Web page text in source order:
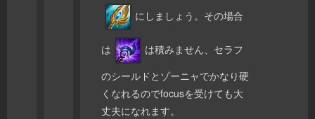
にしましょう。その場合
は
は積みません、セラフ
のシールドとゾーニャでかなり硬
くなれるのでfocusを受けても大
丈夫になれます。